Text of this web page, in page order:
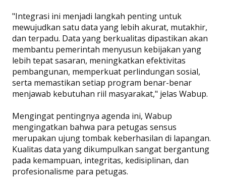
"Integrasi ini menjadi langkah penting untuk
mewujudkan satu data yang lebih akurat, mutakhir,
dan terpadu. Data yang berkualitas dipastikan akan
membantu pemerintah menyusun kebijakan yang
lebih tepat sasaran, meningkatkan efektivitas
pembangunan, memperkuat perlindungan sosial,
serta memastikan setiap program benar-benar
menjawab kebutuhan riil masyarakat," jelas Wabup.
Mengingat pentingnya agenda ini, Wabup
mengingatkan bahwa para petugas sensus
merupakan ujung tombak keberhasilan di lapangan.
Kualitas data yang dikumpulkan sangat bergantung
pada kemampuan, integritas, kedisiplinan, dan
profesionalisme para petugas.